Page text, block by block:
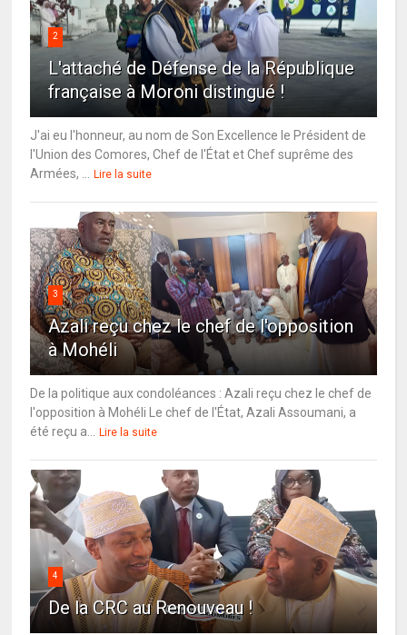
2
L'attaché de Défense de la République
française à Moroni distingué !
J'ai eu l'honneur, au nom de Son Excellence le Président de
l'Union des Comores, Chef de l'État et Chef suprême des
Armées, ...
Lire la suite
3
Azali reçu chez le chef de l'opposition
à Mohéli
De la politique aux condoléances : Azali reçu chez le chef de
l'opposition à Mohéli Le chef de l'État, Azali Assoumani, a
été reçu a...
Lire la suite
4
De la CRC au Renouveau !